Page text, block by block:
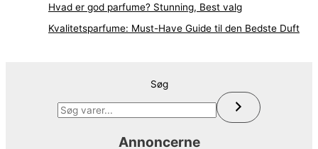
Hvad er god parfume? Stunning, Best valg
Kvalitetsparfume: Must-Have Guide til den Bedste Duft
Søg
Annoncerne